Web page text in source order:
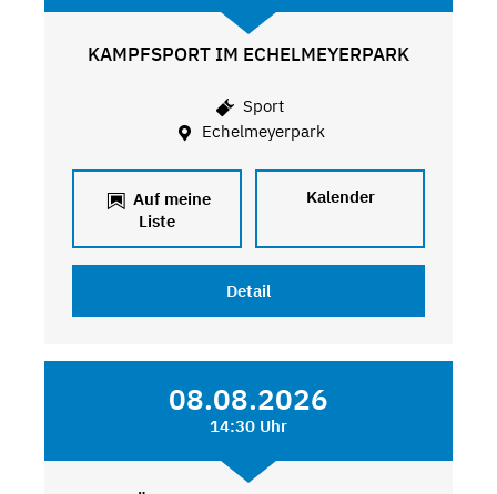
KAMPFSPORT IM ECHELMEYERPARK
Sport
Echelmeyerpark
Auf meine
Liste
Kalender
Detail
08.08.2026
14:30 Uhr